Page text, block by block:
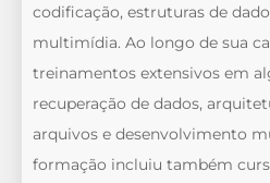
codificação, estruturas de
multimídia. Ao longo de sua
treinamentos extensivos em
recuperação de dados,
arquivos e desenvolvimento
formação incluiu também